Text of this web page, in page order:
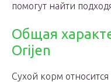
помогут найти
Общая
Orijen
Сухой корм